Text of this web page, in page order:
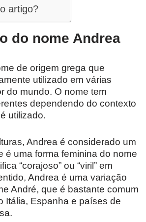
artigo?
do nome Andrea
de origem grega que
utilizado em várias
do mundo. O nome tem
dependendo do contexto
utilizado.
Andrea é considerado um
é uma forma feminina do nome
“corajoso” ou “viril” em
Andrea é uma variação
André, que é bastante comum
Itália, Espanha e países de